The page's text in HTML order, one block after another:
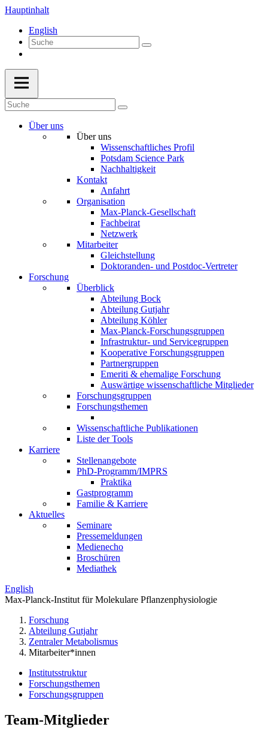
Hauptinhalt
English
Über uns
Über uns
Wissenschaftliches Profil
Potsdam Science Park
Nachhaltigkeit
Kontakt
Anfahrt
Organisation
Max-Planck-Gesellschaft
Fachbeirat
Netzwerk
Mitarbeiter
Gleichstellung
Doktoranden- und Postdoc-Vertreter
Forschung
Überblick
Abteilung Bock
Abteilung Gutjahr
Abteilung Köhler
Max-Planck-Forschungsgruppen
Infrastruktur- und Servicegruppen
Kooperative Forschungsgruppen
Partnergruppen
Emeriti & ehemalige Forschung
Auswärtige wissenschaftliche Mitglieder
Forschungsgruppen
Forschungsthemen
Wissenschaftliche Publikationen
Liste der Tools
Karriere
Stellenangebote
PhD-Programm/IMPRS
Praktika
Gastprogramm
Familie & Karriere
Aktuelles
Seminare
Pressemeldungen
Medienecho
Broschüren
Mediathek
English
Max-Planck-Institut für Molekulare Pflanzenphysiologie
Forschung
Abteilung Gutjahr
Zentraler Metabolismus
Mitarbeiter*innen
Institutsstruktur
Forschungsthemen
Forschungsgruppen
Team-Mitglieder